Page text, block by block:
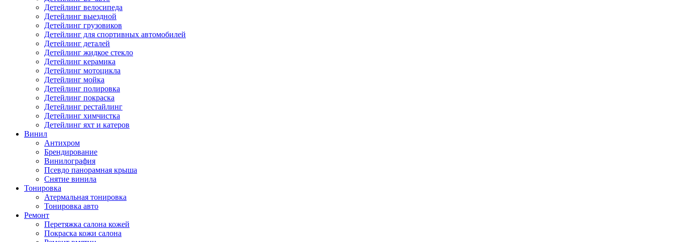
Детейлинг велосипеда
Детейлинг выездной
Детейлинг грузовиков
Детейлинг для спортивных автомобилей
Детейлинг деталей
Детейлинг жидкое стекло
Детейлинг керамика
Детейлинг мотоцикла
Детейлинг мойка
Детейлинг полировка
Детейлинг покраска
Детейлинг рестайлинг
Детейлинг химчистка
Детейлинг яхт и катеров
Винил
Антихром
Брендирование
Винилография
Псевдо панорамная крыша
Снятие винила
Тонировка
Атермальная тонировка
Тонировка авто
Ремонт
Перетяжка салона кожей
Покраска кожи салона